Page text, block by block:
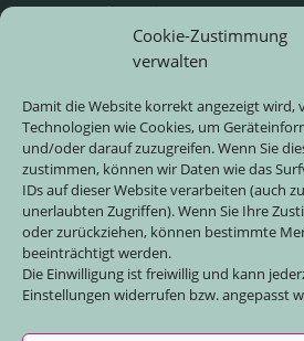
Cookie-Zustimmung
verwalten
Damit die Website korrekt angezeigt wird,
Technologien wie Cookies, um
und/oder darauf zuzugreifen. Wenn Sie
zustimmen, können wir Daten wie das
IDs auf dieser Website verarbeiten (auch
unerlaubten Zugriffen). Wenn Sie Ihre
oder zurückziehen, können bestimmte
beeinträchtigt werden.
Die Einwilligung ist freiwillig und kann
Einstellungen widerrufen bzw. angepasst
Dorntherapie
Koreanische Handakupunktur
Fußreflexzonenmassage
Kinesiologie
Psychosomatische
Kurse & Termine
Qi Gong Kurse
Kontakt